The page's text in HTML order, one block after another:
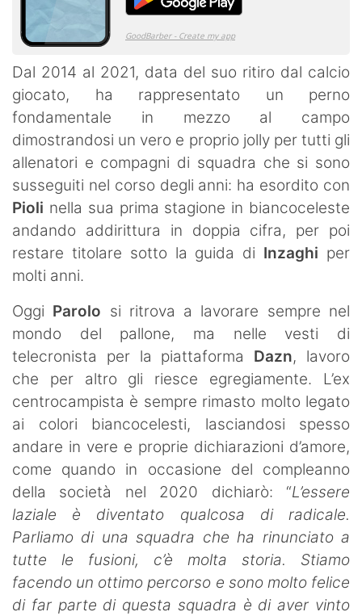
Dal 2014 al 2021, data del suo ritiro dal calcio
giocato, ha rappresentato un perno
fondamentale in mezzo al campo
dimostrandosi un vero e proprio jolly per tutti gli
allenatori e compagni di squadra che si sono
susseguiti nel corso degli anni: ha esordito con
Pioli nella sua prima stagione in biancoceleste
andando addirittura in doppia cifra, per poi
restare titolare sotto la guida di Inzaghi per
molti anni.
Oggi Parolo si ritrova a lavorare sempre nel
mondo del pallone, ma nelle vesti di
telecronista per la piattaforma Dazn, lavoro
che per altro gli riesce egregiamente. L’ex
centrocampista è sempre rimasto molto legato
ai colori biancocelesti, lasciandosi spesso
andare in vere e proprie dichiarazioni d’amore,
come quando in occasione del compleanno
della società nel 2020 dichiarò: “L’essere
laziale è diventato qualcosa di radicale.
Parliamo di una squadra che ha rinunciato a
tutte le fusioni, c’è molta storia. Stiamo
facendo un ottimo percorso e sono molto felice
di far parte di questa squadra è di aver vinto